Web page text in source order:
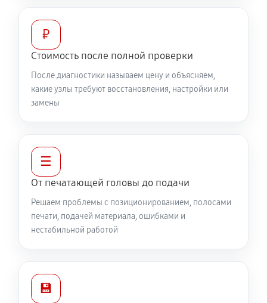
₽
Стоимость после полной проверки
После диагностики называем цену и объясняем,
какие узлы требуют восстановления, настройки или
замены
☰
От печатающей головы до подачи
Решаем проблемы с позиционированием, полосами
печати, подачей материала, ошибками и
нестабильной работой
💾